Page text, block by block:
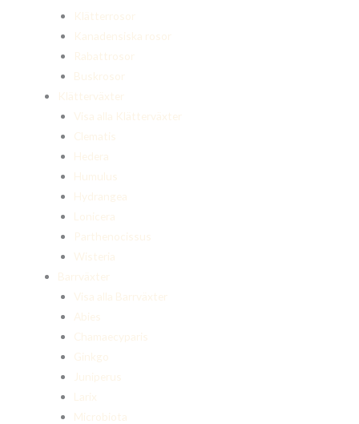
Klätterrosor
Kanadensiska rosor
Rabattrosor
Buskrosor
Klätterväxter
Visa alla Klätterväxter
Clematis
Hedera
Humulus
Hydrangea
Lonicera
Parthenocissus
Wisteria
Barrväxter
Visa alla Barrväxter
Abies
Chamaecyparis
Ginkgo
Juniperus
Larix
Microbiota